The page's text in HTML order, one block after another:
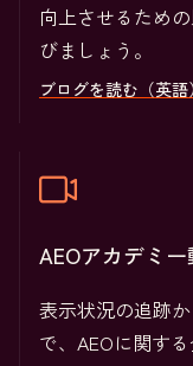
向上させるため
びましょう。
ブログを読む（英語）
AEOアカデミー
表示状況の追跡
で、AEOに関す